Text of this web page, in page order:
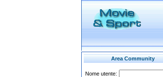
Area Community
Nome utente: